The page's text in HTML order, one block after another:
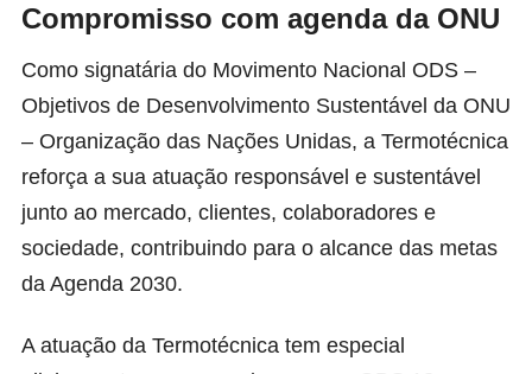
Compromisso com agenda da ONU
Como signatária do Movimento Nacional ODS –
Objetivos de Desenvolvimento Sustentável da ONU
– Organização das Nações Unidas, a Termotécnica
reforça a sua atuação responsável e sustentável
junto ao mercado, clientes, colaboradores e
sociedade, contribuindo para o alcance das metas
da Agenda 2030.
A atuação da Termotécnica tem especial